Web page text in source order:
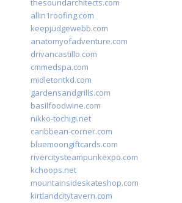
thesoundarchitects.com
allin1roofing.com
keepjudgewebb.com
anatomyofadventure.com
drivancastillo.com
cmmedspa.com
midletontkd.com
gardensandgrills.com
basilfoodwine.com
nikko-tochigi.net
caribbean-corner.com
bluemoongiftcards.com
rivercitysteampunkexpo.com
kchoops.net
mountainsideskateshop.com
kirtlandcitytavern.com